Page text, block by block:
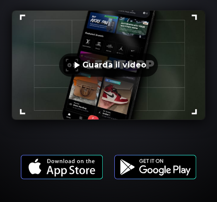
Guarda il video